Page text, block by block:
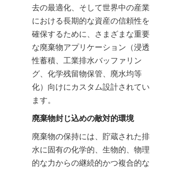
去の最適化、そして世界中の産業
における長期的な資産の信頼性を
確保するために、さまざまな重要
な廃棄物アプリケーション（浸透
性蓄積、工業排水バッファリン
グ、化学残留物保管、廃水均等
化）向けにカスタム設計されてい
ます。
廃棄物封じ込めの敵対的環境
廃棄物の保持には、貯蔵された排
水に固有の化学的、生物的、物理
的な力からの継続的かつ複合的な